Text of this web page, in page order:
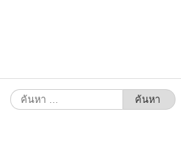
ค้นหา
สำหรับ: